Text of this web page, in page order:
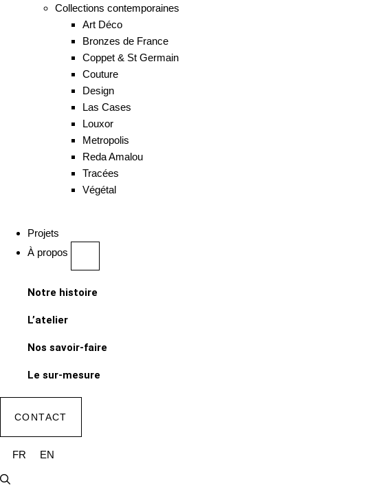
Collections contemporaines
Art Déco
Bronzes de France
Coppet & St Germain
Couture
Design
Las Cases
Louxor
Metropolis
Reda Amalou
Tracées
Végétal
Projets
À propos
Notre histoire
L’atelier
Nos savoir-faire
Le sur-mesure
CONTACT
FR EN